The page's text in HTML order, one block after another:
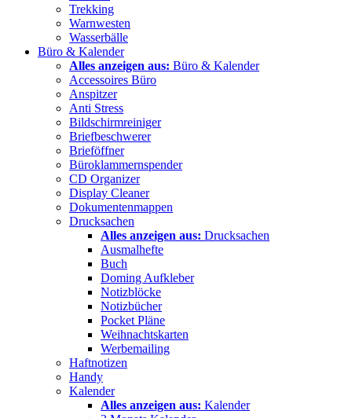
Trekking
Warnwesten
Wasserbälle
Büro & Kalender
Alles anzeigen aus: Büro & Kalender
Accessoires Büro
Anspitzer
Anti Stress
Bildschirmreiniger
Briefbeschwerer
Brieföffner
Büroklammernspender
CD Organizer
Display Cleaner
Dokumentenmappen
Drucksachen
Alles anzeigen aus: Drucksachen
Ausmalhefte
Buch
Doming Aufkleber
Notizblöcke
Notizbücher
Pocket Pläne
Weihnachtskarten
Werbemailing
Haftnotizen
Handy
Kalender
Alles anzeigen aus: Kalender